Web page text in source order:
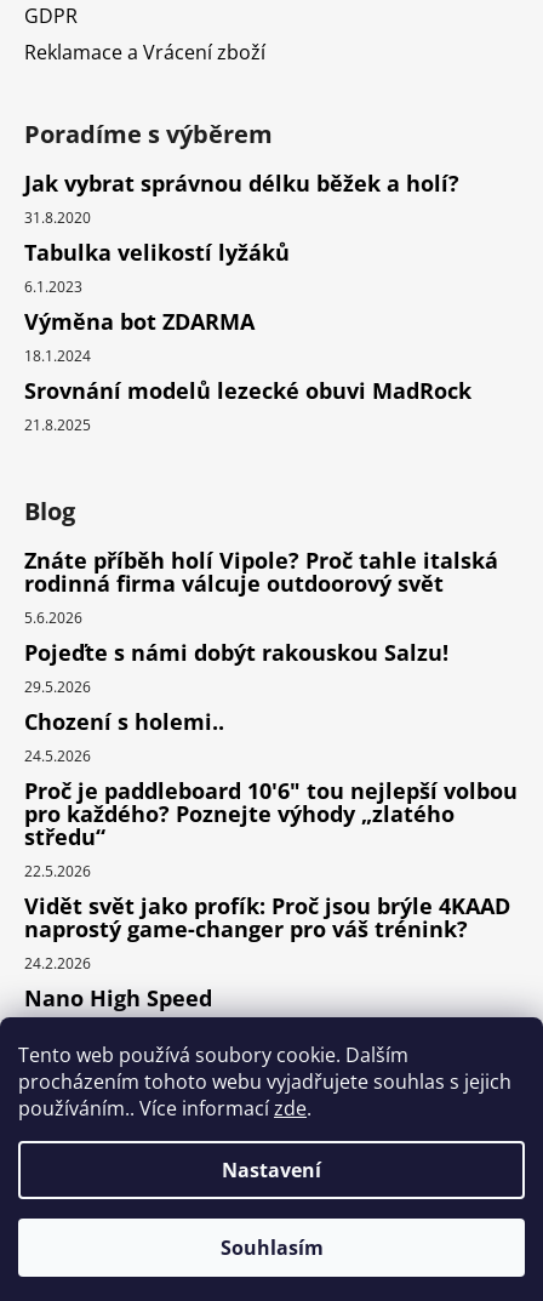
Tento web používá soubory cookie. Dalším
procházením tohoto webu vyjadřujete souhlas s jejich
používáním.. Více informacízde.
Nastavení
Souhlasím
GDPR
Reklamace a Vrácení zboží
Poradíme s výběrem
Jak vybrat správnou délku běžek a holí?
31.8.2020
Tabulka velikostí lyžáků
6.1.2023
Výměna bot ZDARMA
18.1.2024
Srovnání modelů lezecké obuvi MadRock
21.8.2025
Blog
Znáte příběh holí Vipole? Proč tahle italská
rodinná firma válcuje outdoorový svět
5.6.2026
Pojeďte s námi dobýt rakouskou Salzu!
29.5.2026
Chození s holemi..
24.5.2026
Proč je paddleboard 10'6" tou nejlepší volbou
pro každého? Poznejte výhody „zlatého
středu“
22.5.2026
Vidět svět jako profík: Proč jsou brýle 4KAAD
naprostý game-changer pro váš trénink?
24.2.2026
Nano High Speed
Nejlepší cyklodoplňky v porovnání cena /
výkon
Vytvořil Shoptet
SPORT-WAY
vyhrazena.